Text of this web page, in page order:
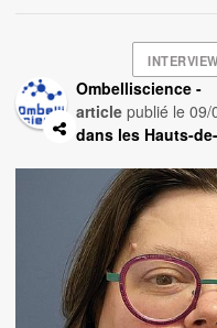
Ombelliscience -
article publié le09/
dans les Hauts-